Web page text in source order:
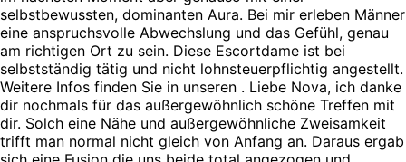
selbstbewussten, dominanten Aura. Bei mir erleben Männer
eine anspruchsvolle Abwechslung und das Gefühl, genau
am richtigen Ort zu sein. Diese Escortdame ist bei
selbstständig tätig und nicht lohnsteuerpflichtig angestellt.
Weitere Infos finden Sie in unseren . Liebe Nova, ich danke
dir nochmals für das außergewöhnlich schöne Treffen mit
dir. Solch eine Nähe und außergewöhnliche Zweisamkeit
trifft man normal nicht gleich von Anfang an. Daraus ergab